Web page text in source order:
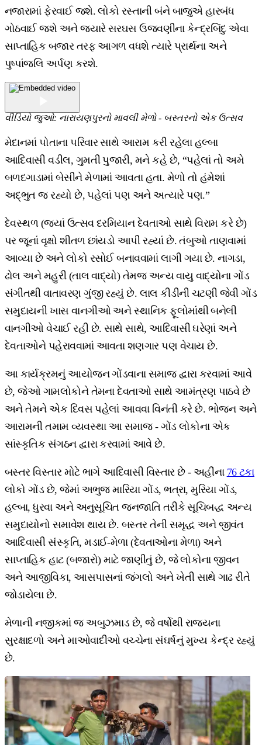
નજારામાં ફેરવાઈ જશે. લોકો રસ્તાની બંને બાજુએ હારબંધ
ગોઠવાઈ જશે અને જ્યારે સરઘસ ઉજવણીના કેન્દ્રબિંદુ એવા
સાપ્તાહિક બજાર તરફ આગળ વધશે ત્યારે પ્રાર્થના અને
પુષ્પાંજલિ અર્પણ કરશે.
વીડિયો જુઓ: નારાયણપુરનો માવલી મેળો - બસ્તરનો એક ઉત્સવ
મેદાનમાં પોતાના પરિવાર સાથે આરામ કરી રહેલા હલ્બા
આદિવાસી વડીલ, ગુમતી પુજારી, મને કહે છે, “પહેલાં તો અમે
બળદગાડામાં બેસીને મેળામાં આવતા હતા. મેળો તો હંમેશાં
અદ્ભુત જ રહ્યો છે, પહેલાં પણ અને અત્યારે પણ.”
દેવસ્થળ (જ્યાં ઉત્સવ દરમિયાન દેવતાઓ સાથે વિરામ કરે છે)
પર જૂનાં વૃક્ષો શીતળ છાંયડો આપી રહ્યાં છે. તંબુઓ તાણવામાં
આવ્યા છે અને લોકો રસોઈ બનાવવામાં લાગી ગયા છે. નાગડા,
ઢોલ અને મહુરી (તાલ વાદ્યો) તેમજ અન્ય વાયુ વાદ્યોના ગોંડ
સંગીતથી વાતાવરણ ગુંજી રહ્યું છે. લાલ કીડીની ચટણી જેવી ગોંડ
સમુદાયની ખાસ વાનગીઓ અને સ્થાનિક ફૂલોમાંથી બનેલી
વાનગીઓ વેચાઈ રહી છે. સાથે સાથે, આદિવાસી ઘરેણાં અને
દેવતાઓને પહેરાવવામાં આવતા શણગાર પણ વેચાય છે.
આ કાર્યક્રમનું આયોજન ગોંડવાના સમાજ દ્વારા કરવામાં આવે
છે, જેઓ ગામલોકોને તેમના દેવતાઓ સાથે આમંત્રણ પાઠવે છે
અને તેમને એક દિવસ પહેલાં આવવા વિનંતી કરે છે. ભોજન અને
આરામની તમામ વ્યવસ્થા આ સમાજ - ગોંડ લોકોના એક
સાંસ્કૃતિક સંગઠન દ્વારા કરવામાં આવે છે.
બસ્તર વિસ્તાર મોટે ભાગે આદિવાસી વિસ્તાર છે - અહીંના 76 ટકા
લોકો ગોંડ છે, જેમાં અભુજ મારિયા ગોંડ, ભત્રા, મુરિયા ગોંડ,
હલ્બા, ધુરવા અને અનુસૂચિત જનજાતિ તરીકે સૂચિબદ્ધ અન્ય
સમુદાયોનો સમાવેશ થાય છે. બસ્તર તેની સમૃદ્ધ અને જીવંત
આદિવાસી સંસ્કૃતિ, મડાઈ-મેળા (દેવતાઓના મેળા) અને
સાપ્તાહિક હાટ (બજારો) માટે જાણીતું છે, જે લોકોના જીવન
અને આજીવિકા, આસપાસનાં જંગલો અને ખેતી સાથે ગાઢ રીતે
જોડાયેલા છે.
મેળાની નજીકમાં જ અબુઝમાડ છે, જે વર્ષોથી રાજ્યના
સુરક્ષાદળો અને માઓવાદીઓ વચ્ચેના સંઘર્ષનું મુખ્ય કેન્દ્ર રહ્યું
છે.